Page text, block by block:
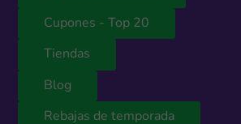
Cupones - Top 20
Tiendas
Blog
Rebajas de temporada